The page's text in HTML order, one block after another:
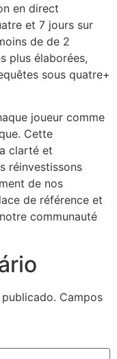
en direct
et 7 jours sur
de de 2
plus élaborées,
sous quatre+
joueur comme
Cette
clarté et
réinvestissons
de nos
de référence et
communauté
Campos